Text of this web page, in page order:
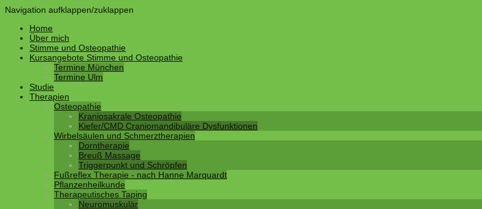
Navigation aufklappen/zuklappen
Home
Über mich
Stimme und Osteopathie
Kursangebote Stimme und Osteopathie
Termine München
Termine Ulm
Studie
Therapien
Osteopathie
Kraniosakrale Osteopathie
Kiefer/CMD Craniomandibuläre Dysfunktionen
Wirbelsäulen und Schmerztherapien
Dorntherapie
Breuß Massage
Triggerpunkt und Schröpfen
Fußreflex Therapie - nach Hanne Marquardt
Pflanzenheilkunde
Therapeutisches Taping
Neuromuskulär